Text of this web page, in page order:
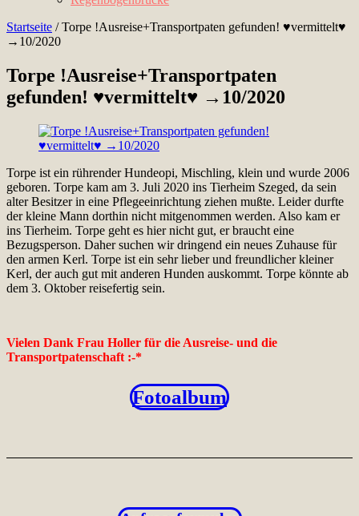
Startseite /Torpe !Ausreise+Transportpaten gefunden! ♥vermittelt♥
→10/2020
Torpe !Ausreise+Transportpaten
gefunden! ♥vermittelt♥ →10/2020
Torpe ist ein rührender Hundeopi, Mischling, klein und wurde 2006
geboren. Torpe kam am 3. Juli 2020 ins Tierheim Szeged, da sein
alter Besitzer in eine Pflegeeinrichtung ziehen mußte. Leider durfte
der kleine Mann dorthin nicht mitgenommen werden. Also kam er
ins Tierheim. Torpe geht es hier nicht gut, er braucht eine
Bezugsperson. Daher suchen wir dringend ein neues Zuhause für
den armen Kerl. Torpe ist ein sehr lieber und freundlicher kleiner
Kerl, der auch gut mit anderen Hunden auskommt. Torpe könnte ab
dem 3. Oktober reisefertig sein.
Vielen Dank Frau Holler für die Ausreise- und die
Transportpatenschaft :-*
Fotoalbum